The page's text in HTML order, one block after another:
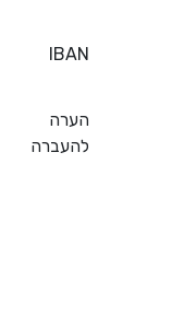
IBAN
הערה
להעברה